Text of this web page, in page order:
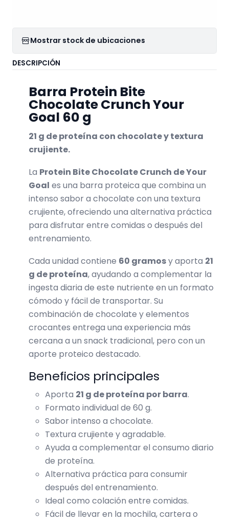
Mostrar stock de ubicaciones
DESCRIPCIÓN
Barra Protein Bite
Chocolate Crunch Your
Goal 60 g
21 g de proteína con chocolate y textura
crujiente.
La Protein Bite Chocolate Crunch de Your
Goal es una barra proteica que combina un
intenso sabor a chocolate con una textura
crujiente, ofreciendo una alternativa práctica
para disfrutar entre comidas o después del
entrenamiento.
Cada unidad contiene 60 gramosy aporta 21
g de proteína, ayudando a complementar la
ingesta diaria de este nutriente en un formato
cómodo y fácil de transportar. Su
combinación de chocolate y elementos
crocantes entrega una experiencia más
cercana a un snack tradicional, pero con un
aporte proteico destacado.
Beneficios principales
Aporta 21 g de proteína por barra.
Formato individual de 60 g.
Sabor intenso a chocolate.
Textura crujiente y agradable.
Ayuda a complementar el consumo diario
de proteína.
Alternativa práctica para consumir
después del entrenamiento.
Ideal como colación entre comidas.
Fácil de llevar en la mochila, cartera o